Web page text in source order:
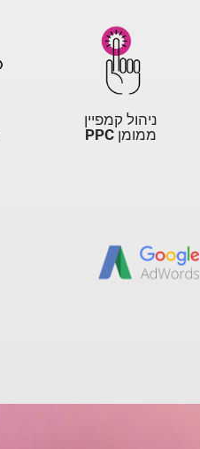
ניהול קמפיין
ממומןPPC